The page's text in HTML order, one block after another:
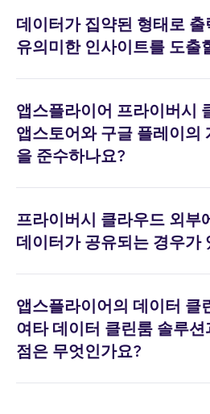
노출시키지 않고 공동 데이터
석하여 비즈니스 인사이트를
력할 수 있습니다.
•타 어트리뷰션 솔루션에서
환 데이터와 인사이트로 어트
맹점을 피할 수 있습니다.
•프라이버시 클라우드 내 공유
설정하고, 데이터 집약 수준,
수 있습니다.
데이터가 집약된 형태로
유의미한 인사이트를 도출
상 유저 수준 데이터에만 절
없습니다. 유저 프라이버시를
당한 위험을 초래할 수 있습니
개인정보보호를 중시하는 변
타나고 있습니다. 생태계가 새
화해야 할 시점입니다. 캠페인
•정확하고
•완전하며
•(데이터 클린룸에 존재하는)
앱스플라이어 프라이버시
앱스토어와 구글 플레이의
을 준수하나요?
개인정보보호 가이드라인에
성되었습니다. 이 사전 구성은
리고/혹은 기타 플랫폼과 파
보호 가이드라인이 새롭게 업
맞춰 지속적으로 업데이트되
최신 보안 요건에 맞출 수 있도
프라이버시 클라우드 외부
데이터가 공유되는 경우가
라인, 프라이버시 클라우드 사
는 개인정보보호법, 그리고 엔
근거하여) 유저 수준의 데이터
프라이버시 클라우드 사용자
앱스플라이어의 데이터 클
여타 데이터 클린룸 솔루
점은 무엇인가요?